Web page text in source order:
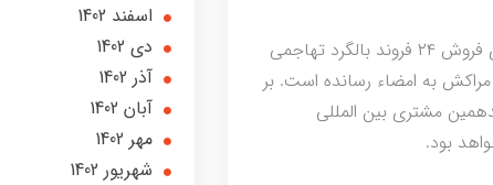
بوئینگ قراردادی را برای فروش ۲۴ فروند بالگرد تهاجمی
به مراکش به امضاء رسانده است. بر
مشتری بین المللی
اسفند 1402
دی 1402
آذر 1402
آبان 1402
مهر 1402
شهریور 1402